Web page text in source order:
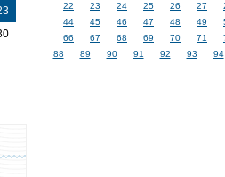
22
23 24 25 26 27
44
45 46 47 48 49
66
67 68 69 70 71
88
89 90 91 92 93 94